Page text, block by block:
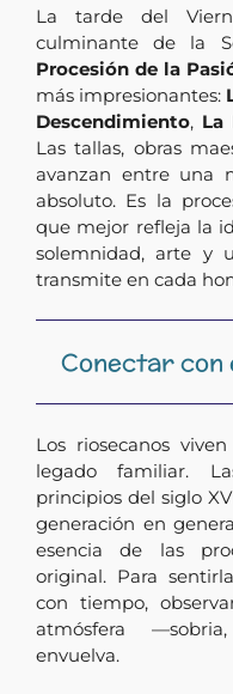
La tarde del
culminante de la
Procesión de la
más impresionantes:
Descendimiento, La
Las tallas, obras
avanzan entre una
absoluto. Es la
que mejor refleja la
solemnidad, arte y
transmite en cada
Conectar
Los riosecanos
legado familiar.
principios del siglo
generación en
esencia de las
original. Para
con tiempo,
atmósfera
envuelva.